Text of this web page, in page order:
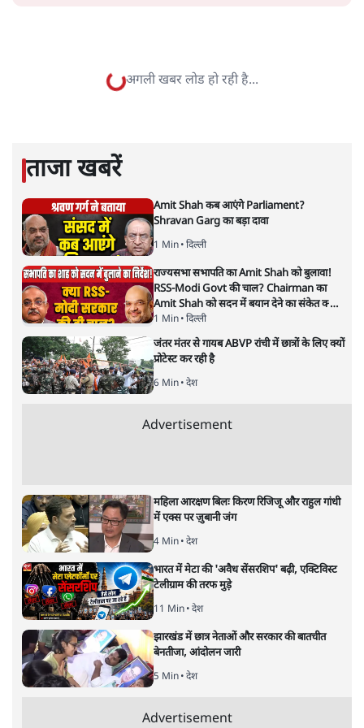
सत्य हिन्दी ऐप डाउनलोडकरें
अरविंद मोहन
अरविंद मोहन एक पत्रकार, लेखक और अनुवादक हैं। इन्हें क़रीब
चालीस वर्षों का अनुभव है। वह जनसत्ता, इंडिया टुडे, हिंदुस्तान, अमर
उजाला और एबीपी न्यूज़ के लिए काम कर चुके हैं। उन्होंने गांधी के
चंपारण सत्याग्रह, उनके संचार कौशल और मज़दूरों के पलायन पर
किताबें लिखी हैं। उन्होंने राजमोहन गांधी, ज्यां द्रेज़, सच्चिदानंद
सिन्हा, विमल जालान और आशुतोष वार्ष्णेय की किताबों सहित एक
दर्जन किताबों का अनुवाद किया है। अरविंद छात्र युवा संघर्ष समिति,
समता संगठन और समाजवादी जन परिषद के साथ सामाजिक और
राजनीतिक क्षेत्रों में सक्रिय रहे हैं।
घटिया राजनीतिक संस्कृति में भी
गरिमामय सोनिया गांधी होना आसान
नहीं
देश| अमिता नीरव | 9 DEC, 2025
सोनिया गांधी